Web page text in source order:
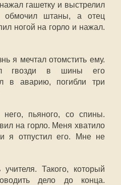
гашетку и выстрелил
штаны, а отец
ногой на горло и нажал.
я мечтал отомстить ему.
гвозди в шины его
в аварию, погибли три
пьяного, со спины.
на горло. Меня хватило
я отпустил его. Мне не
Такого, который
дело до конца.